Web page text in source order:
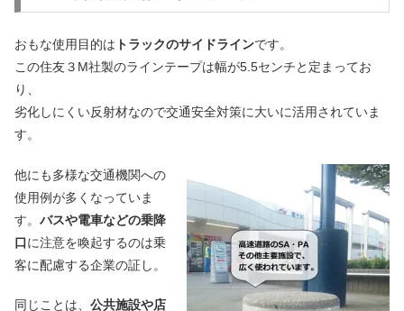
おもな使用目的は トラックのサイドラインです。
この住友３M社製のラインテープは幅が5.5センチと定まってお
り、
劣化しにくい反射材なので交通安全対策に大いに活用されていま
す。
他にも多様な交通機関への
使用例が多くなっていま
す。 バスや電車などの乗降
口に注意を喚起するのは乗
客に配慮する企業の証し。
同じことは、 公共施設や店